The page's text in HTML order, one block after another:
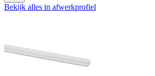
Bekijk alles in afwerkprofiel